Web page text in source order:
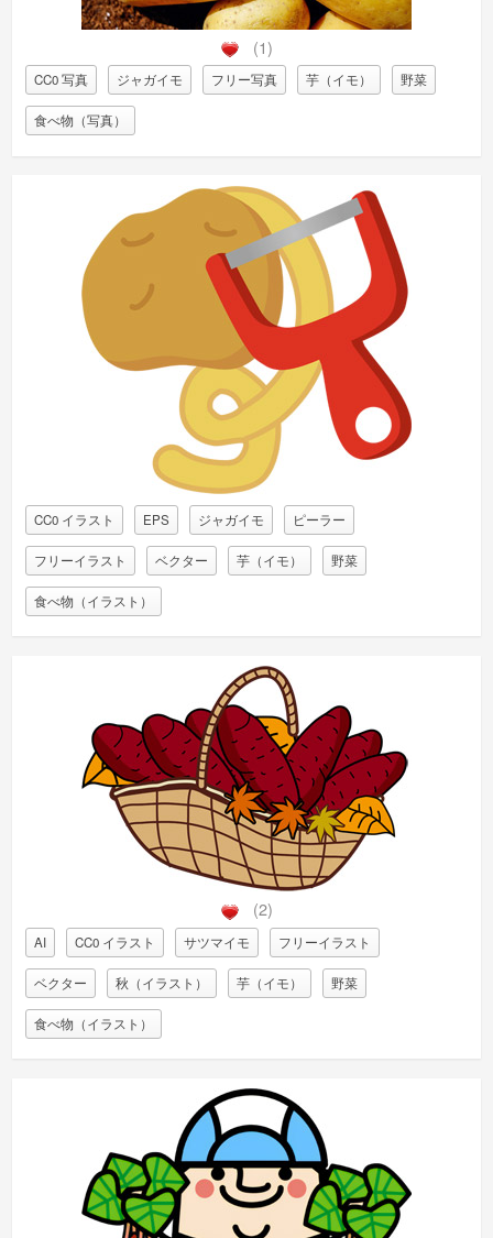
(1)
CC0 写真 ジャガイモ フリー写真 芋（イモ） 野菜
食べ物（写真）
CC0 イラスト EPS ジャガイモ ピーラー
フリーイラスト ベクター 芋（イモ） 野菜
食べ物（イラスト）
(2)
AI CC0 イラスト サツマイモ フリーイラスト
ベクター 秋（イラスト） 芋（イモ） 野菜
食べ物（イラスト）